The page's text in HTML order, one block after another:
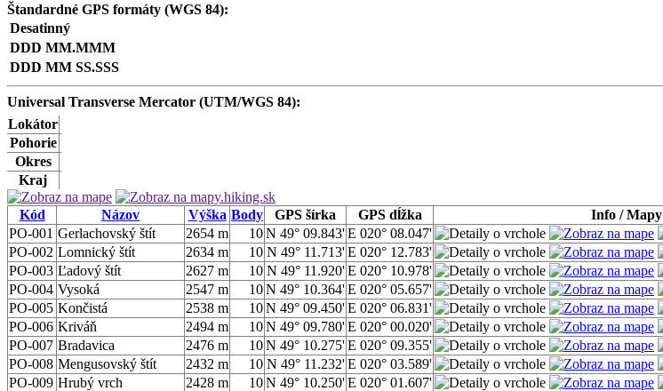
Štandardné GPS formáty (WGS 84):
Desatinný
DDD MM.MMM
DDD MM SS.SSS
Universal Transverse Mercator (UTM/WGS 84):
Lokátor
Pohorie
Okres
Kraj
Kód Názov Výška Body GPS šírka GPS dĺžka
Info / Mapy
PO-001 Gerlachovský štít 2654 m 10N 49° 09.843'E 020° 08.047'
PO-002 Lomnický štít 2634 m 10 N 49° 11.713'E 020° 12.783'
PO-003 Ľadový štít 2627 m 10 N 49° 11.920'E 020° 10.978'
PO-004 Vysoká 2547 m 10N 49° 10.364'E 020° 05.657'
PO-005 Končistá 2538 m 10N 49° 09.450'E 020° 06.831'
PO-006 Kriváň 2494 m 10N 49° 09.780'E 020° 00.020'
PO-007 Bradavica 2476 m 10N 49° 10.275'E 020° 09.355'
PO-008 Mengusovský štít 2432 m 10 N 49° 11.232'E 020° 03.589'
PO-009 Hrubý vrch 2428 m 10N 49° 10.250'E 020° 01.607'